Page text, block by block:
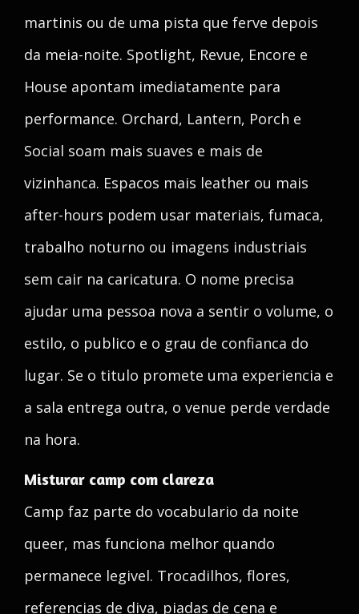
martinis ou de uma pista que ferve depois
da meia-noite. Spotlight, Revue, Encore e
House apontam imediatamente para
performance. Orchard, Lantern, Porch e
Social soam mais suaves e mais de
vizinhanca. Espacos mais leather ou mais
after-hours podem usar materiais, fumaca,
trabalho noturno ou imagens industriais
sem cair na caricatura. O nome precisa
ajudar uma pessoa nova a sentir o volume, o
estilo, o publico e o grau de confianca do
lugar. Se o titulo promete uma experiencia e
a sala entrega outra, o venue perde verdade
na hora.
Misturar camp com clareza
Camp faz parte do vocabulario da noite
queer, mas funciona melhor quando
permanece legivel. Trocadilhos, flores,
referencias de diva, piadas de cena e